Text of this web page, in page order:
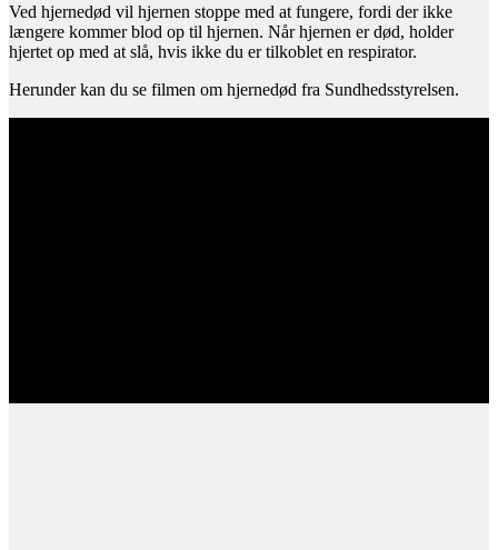
Ved hjernedød vil hjernen stoppe med at fungere, fordi der ikke
længere kommer blod op til hjernen. Når hjernen er død, holder
hjertet op med at slå, hvis ikke du er tilkoblet en respirator.
Herunder kan du se filmen om hjernedød fra Sundhedsstyrelsen.